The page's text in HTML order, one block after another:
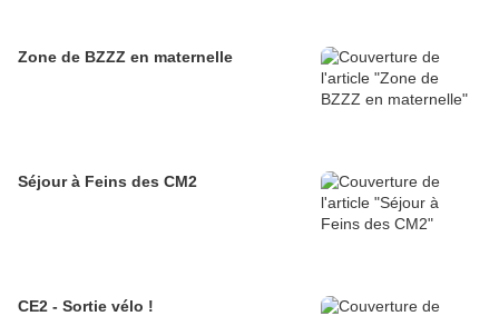
Zone de BZZZ en maternelle
Séjour à Feins des CM2
CE2 - Sortie vélo !